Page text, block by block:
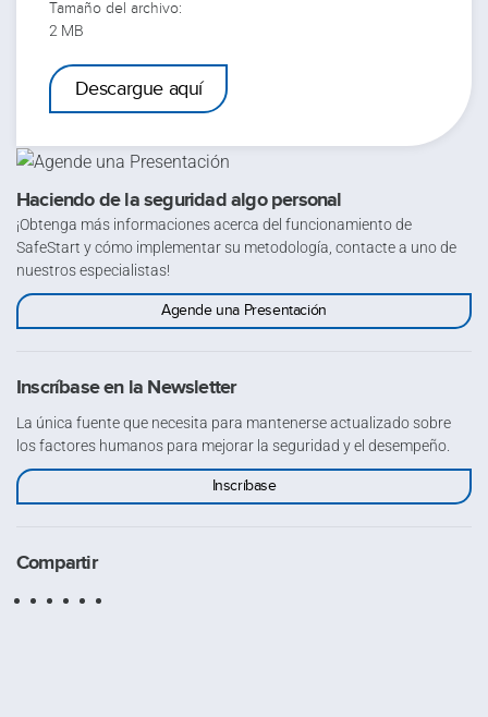
Tamaño del archivo:
2 MB
Descargue aquí
Haciendo de la seguridad algo personal
¡Obtenga más informaciones acerca del funcionamiento de
SafeStart y cómo implementar su metodología, contacte a uno de
nuestros especialistas!
Agende una Presentación
Inscríbase en la Newsletter
La única fuente que necesita para mantenerse actualizado sobre
los factores humanos para mejorar la seguridad y el desempeño.
Inscríbase
Compartir